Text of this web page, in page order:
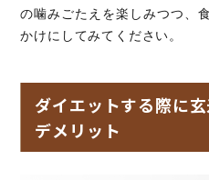
の噛みごたえを楽しみつつ、
かけにしてみてください。
ダイエットする際に
デメリット